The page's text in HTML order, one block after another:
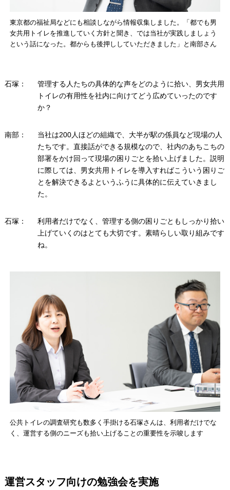
東京都の福祉局などにも相談しながら情報収集しました。「都でも男
女共用トイレを推進していく方針と聞き、では当社が実践しましょう
という話になった。都からも後押ししていただきました」と南部さん
石塚：
管理する人たちの具体的な声をどのように拾い、男女共用
トイレの有用性を社内に向けてどう広めていったのです
か？
南部：
当社は200人ほどの組織で、大半が駅の係員など現場の人
たちです。直接話ができる規模なので、社内のあちこちの
部署をかけ回って現場の困りごとを拾い上げました。説明
に際しては、男女共用トイレを導入すればこういう困りご
とを解決できるよというふうに具体的に伝えていきまし
た。
石塚：
利用者だけでなく、管理する側の困りごともしっかり拾い
上げていくのはとても大切です。素晴らしい取り組みです
ね。
公共トイレの調査研究も数多く手掛ける石塚さんは、利用者だけでな
く、運営する側のニーズも拾い上げることの重要性を示唆します
運営スタッフ向けの勉強会を実施